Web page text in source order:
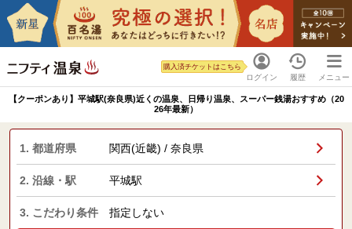
ログイン
購入済チケットはこちら
履歴 メニュー
【クーポンあり】平城駅(奈良県)近くの温泉、日帰り温泉、スーパー銭湯おすすめ（20
26年最新）
1. 都道府県 関西(近畿) / 奈良県
2. 沿線・駅 平城駅
3. こだわり条件 指定しない